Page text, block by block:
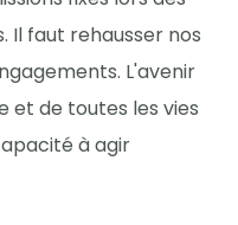
Il faut rehausser nos
L'avenir
et de toutes les vies
à agir